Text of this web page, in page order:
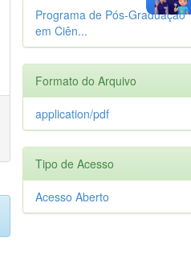
Programa de Pós-Graduação
em Ciên...
Formato do Arquivo
application/pdf
Tipo de Acesso
Acesso Aberto